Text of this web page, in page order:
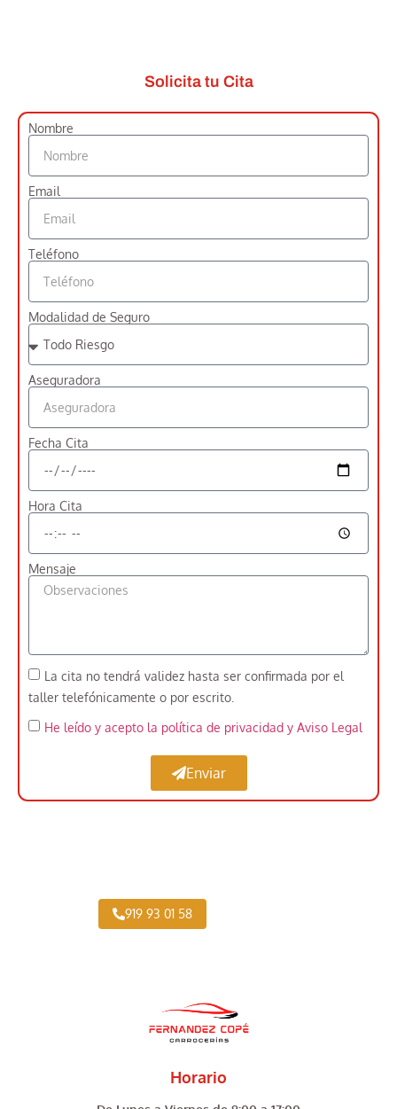
Solicita tu Cita
Nombre
Email
Teléfono
Modalidad de Seguro
Aseguradora
Fecha Cita
Hora Cita
Mensaje
La cita no tendrá validez hasta ser confirmada por el
taller telefónicamente o por escrito.
He leído y acepto la política de privacidad y Aviso Legal
Enviar
919 93 01 58
Horario